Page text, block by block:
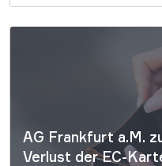
Verbraucher
Bankkunden, die
können profitieren.
mit Spannung nach […]
AG Frankfurt a.M.
Verlust der EC-